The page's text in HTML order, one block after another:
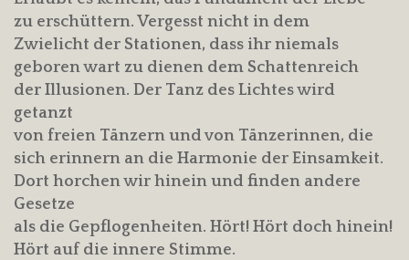
zu erschüttern. Vergesst nicht in dem
Zwielicht der Stationen, dass ihr niemals
geboren wart zu dienen dem Schattenreich
der Illusionen. Der Tanz des Lichtes wird
getanzt
von freien Tänzern und von Tänzerinnen, die
sich erinnern an die Harmonie der Einsamkeit.
Dort horchen wir hinein und finden andere
Gesetze
als die Gepflogenheiten. Hört! Hört doch hinein!
Hört auf die innere Stimme.